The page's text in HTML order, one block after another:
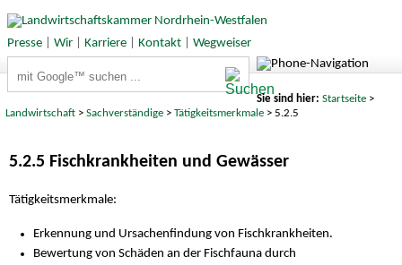
Presse| Wir| Karriere| Kontakt| Wegweiser
Sie sind hier: Startseite>
Landwirtschaft >Sachverständige >Tätigkeitsmerkmale > 5.2.5
5.2.5 Fischkrankheiten und Gewässer
Tätigkeitsmerkmale:
Erkennung und Ursachenfindung von Fischkrankheiten.
Bewertung von Schäden an der Fischfauna durch